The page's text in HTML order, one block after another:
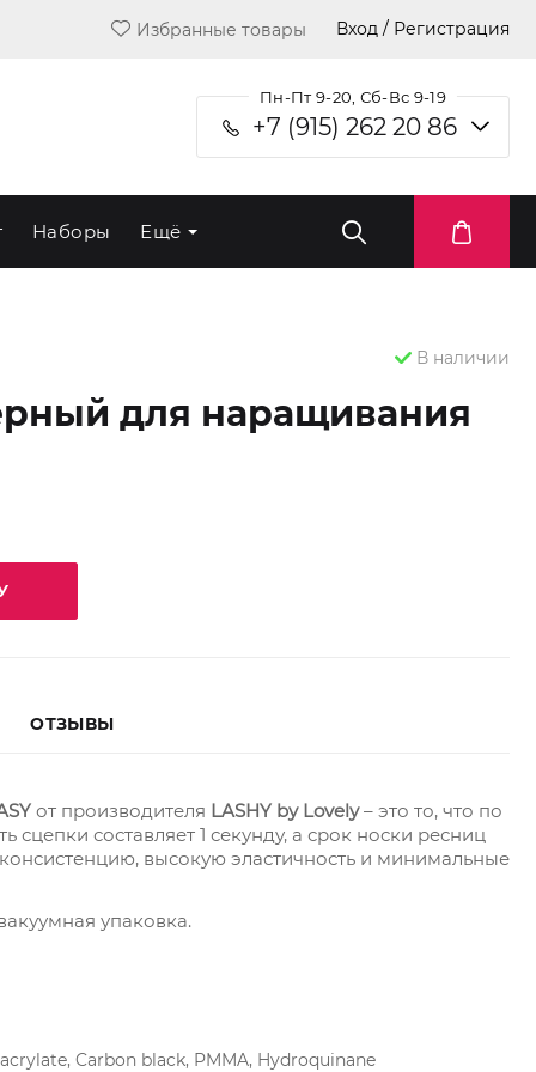
Избранные товары Вход / Регистрация
Пн-Пт 9-20, Сб-Вс 9-19
+7 (915) 262 20 86
Наборы Ещё
В наличии
для наращивания
ОТЗЫВЫ
от производителя LASHY by Lovely– это то, что по
составляет 1 секунду, а срок носки ресниц
высокую эластичность и минимальные
упаковка.
Carbon black, PMMA, Hydroquinane